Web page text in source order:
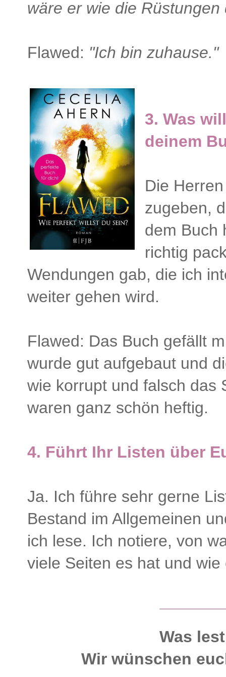
wäre er wie die
Flawed: "Ich bin zuhause."
3. Was
deinem
Die
zugeben,
dem Buch
richtig
Wendungen gab, die ich
weiter gehen wird.
Flawed: Das Buch gefällt
wurde gut aufgebaut und
wie korrupt und falsch das
waren ganz schön heftig.
4. Führt Ihr Listen über
Ja. Ich führe sehr gerne
Bestand im Allgemeinen
ich lese. Ich notiere, von
viele Seiten es hat und
Was
Wir wünschen